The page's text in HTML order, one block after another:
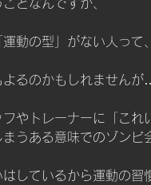
となんですが、
運動の型」がない人って
よるのかもしれません
フやトレーナーに「こ
うある意味でのゾンビ
はしているから運動の習